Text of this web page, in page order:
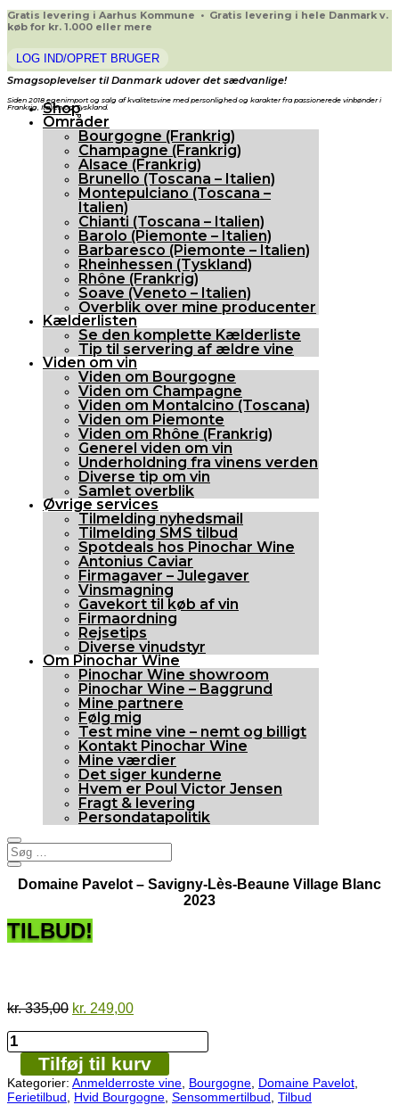
Gratis levering i Aarhus Kommune • Gratis levering i hele Danmark v.
køb for kr. 1.000 eller mere
LOG IND/OPRET BRUGER
Smagsoplevelser til Danmark udover det sædvanlige!
Siden 2018 egenimport og salg af kvalitetsvine med personlighed og karakter fra passionerede vinbønder i
Frankrig, Italien og Tyskland.
Shop
Områder
Bourgogne (Frankrig)
Champagne (Frankrig)
Alsace (Frankrig)
Brunello (Toscana – Italien)
Montepulciano (Toscana –
Italien)
Chianti (Toscana – Italien)
Barolo (Piemonte – Italien)
Barbaresco (Piemonte – Italien)
Rheinhessen (Tyskland)
Rhône (Frankrig)
Soave (Veneto – Italien)
Overblik over mine producenter
Kælderlisten
Se den komplette Kælderliste
Tip til servering af ældre vine
Viden om vin
Viden om Bourgogne
Viden om Champagne
Viden om Montalcino (Toscana)
Viden om Piemonte
Viden om Rhône (Frankrig)
Generel viden om vin
Underholdning fra vinens verden
Diverse tip om vin
Samlet overblik
Øvrige services
Tilmelding nyhedsmail
Tilmelding SMS tilbud
Spotdeals hos Pinochar Wine
Antonius Caviar
Firmagaver – Julegaver
Vinsmagning
Gavekort til køb af vin
Firmaordning
Rejsetips
Diverse vinudstyr
Om Pinochar Wine
Pinochar Wine showroom
Pinochar Wine – Baggrund
Mine partnere
Følg mig
Test mine vine – nemt og billigt
Kontakt Pinochar Wine
Mine værdier
Det siger kunderne
Hvem er Poul Victor Jensen
Fragt & levering
Persondatapolitik
Domaine Pavelot – Savigny-Lès-Beaune Village Blanc
2023
TILBUD!
kr.335,00 Den
var:
kr. 335,00.
kr. 249,00Den
er:
kr. 249,00.
Domaine
Pavelot
Savigny-
Lès-
Tilføj til kurv
Kategorier: Anmelderroste vine Bourgogne Domaine Pavelot
Ferietilbud
Hvid Bourgogne Sensommertilbud Tilbud